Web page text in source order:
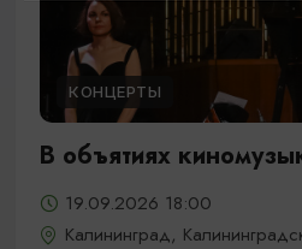
КОНЦЕРТЫ
В объятиях
19.09.2026 18:00
Калининград,